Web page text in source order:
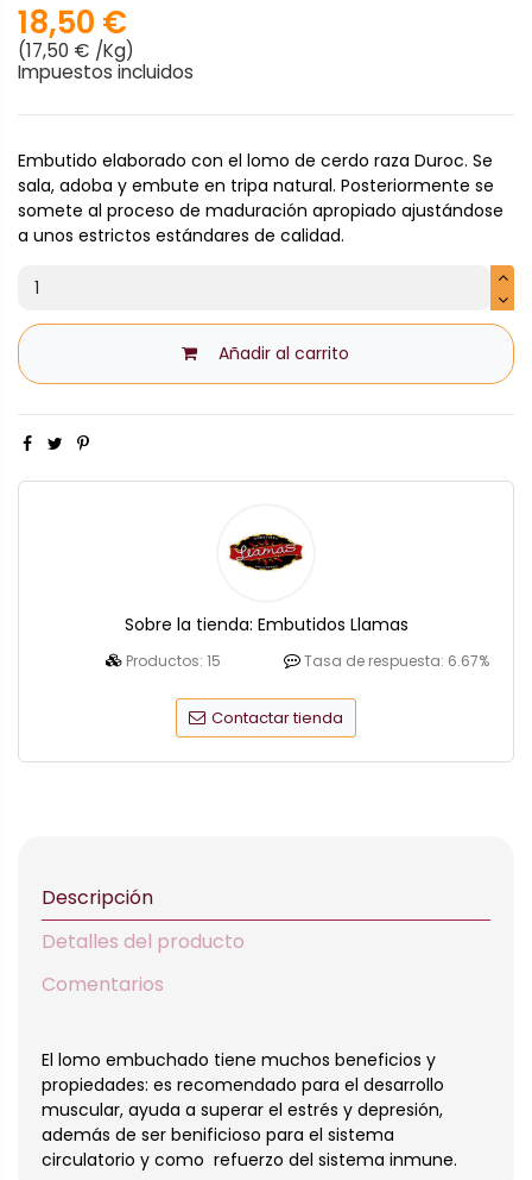
18,50 €
(17,50 € /Kg)
Impuestos incluidos
Embutido elaborado con el lomo de cerdo raza Duroc. Se
sala, adoba y embute en tripa natural. Posteriormente se
somete al proceso de maduración apropiado ajustándose
a unos estrictos estándares de calidad.
Añadir al carrito
Sobre la tienda: Embutidos Llamas
Productos: 15 Tasa de respuesta: 6.67%
Contactar tienda
Descripción
Detalles del producto
Comentarios
El lomo embuchado tiene muchos beneficios y
propiedades: es recomendado para el desarrollo
muscular, ayuda a superar el estrés y depresión,
además de ser benificioso para el sistema
circulatorio y como refuerzo del sistema inmune.